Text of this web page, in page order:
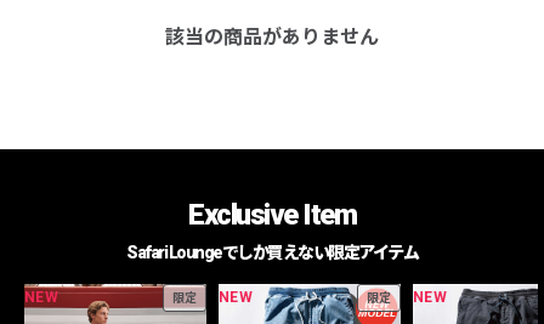
該当の商品がありません
Exclusive Item
Safari Loungeでしか買えない限定アイテム
NEW 限定 NEW 限定 NEW